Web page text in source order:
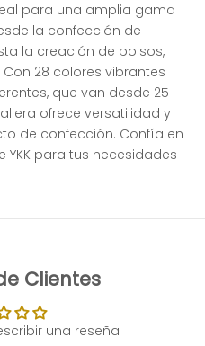
para una amplia gama
la confección de
la creación de bolsos,
28 colores vibrantes
que van desde 25
ofrece versatilidad y
de confección. Confía en
para tus necesidades
Clientes
una reseña